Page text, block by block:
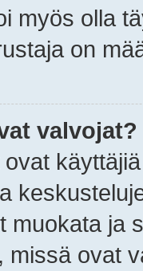
myös olla
on
valvojat?
ovat
muokata ja
missä ovat